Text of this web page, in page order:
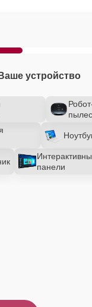
устройство
панели